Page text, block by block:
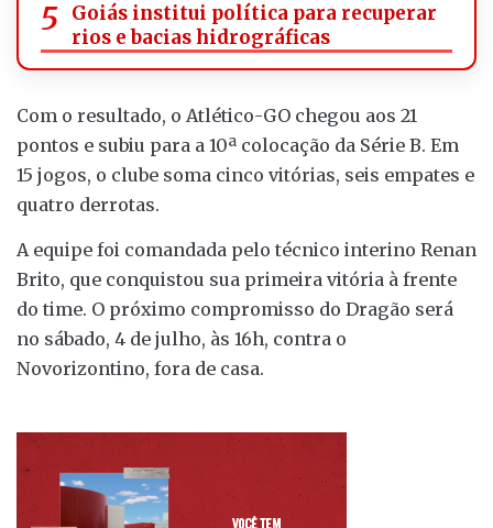
Goiás institui política para recuperar
rios e bacias hidrográficas
Com o resultado, o Atlético-GO chegou aos 21
pontos e subiu para a 10ª colocação da Série B. Em
15 jogos, o clube soma cinco vitórias, seis empates e
quatro derrotas.
A equipe foi comandada pelo técnico interino Renan
Brito, que conquistou sua primeira vitória à frente
do time. O próximo compromisso do Dragão será
no sábado, 4 de julho, às 16h, contra o
Novorizontino, fora de casa.